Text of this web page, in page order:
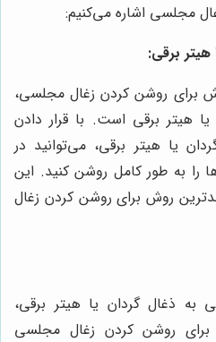
مجلسی اشاره می‌کنیم:
هیتر برقی:
برای روشن کردن زغال مجلسی،
یا هیتر برقی است. با قرار دادن
یا هیتر برقی، می‌توانید در
را به طور کامل روشن کنید. این
روش برای روشن کردن زغال
ذغال گردان یا هیتر برقی،
برای روشن کردن زغال مجلسی